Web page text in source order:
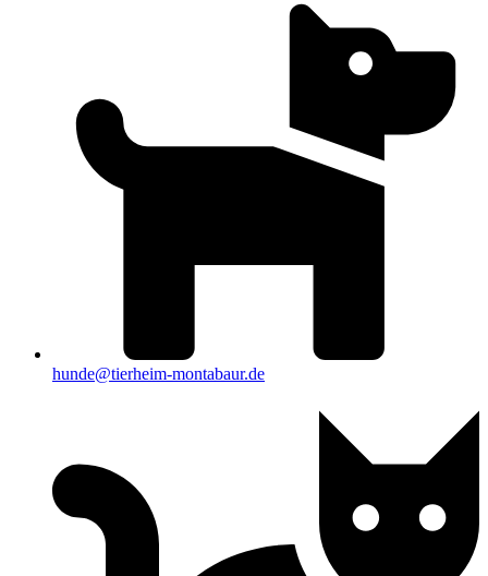
hunde@tierheim-montabaur.de